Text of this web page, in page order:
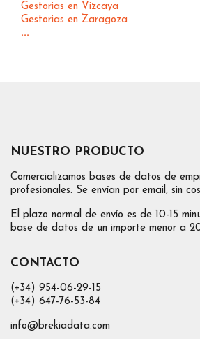
Gestorias en Vizcaya
Gestorias en Zaragoza
...
NUESTRO PRODUCTO
Comercializamos bases de datos de
profesionales. Se envían por email, sin
El plazo normal de envío es de 10-15
base de datos de un importe menor a
CONTACTO
(+34) 954-06-29-15
(+34) 647-76-53-84
info@brekiadata.com